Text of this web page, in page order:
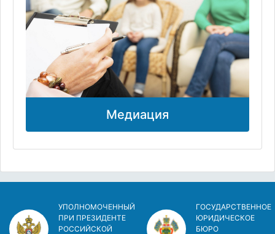
Медиация
УПОЛНОМОЧЕННЫЙ
ПРИ ПРЕЗИДЕНТЕ
РОССИЙСКОЙ
ГОСУДАРСТВЕННОЕ
ЮРИДИЧЕСКОЕ
БЮРО